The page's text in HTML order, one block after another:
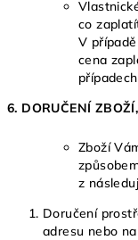
co
V
cena
6. DORUČENÍ
Zboží
z
Doručení
adresu nebo